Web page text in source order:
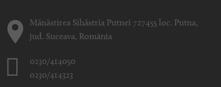
Mănăstirea Sihăstria Putnei 727455 loc. Putna,
jud. Suceava, România
0230/414050
0230/414323